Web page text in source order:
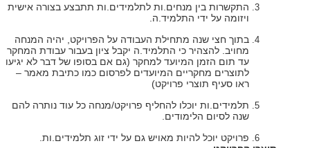
התקשרות בין מנחים.ות לתלמידים.ות תתבצע בצורה אישית
ויזומה על ידי התלמיד.ה.
בתוך חצי שנה מתחילת העבודה על הפרויקט, יהיה המנחה
מחויב. להצהיר כי התלמיד.ה יקבל ציון בעבור עבודת המחקר
עד תום הזמן המיועד למחקר (גם אם בסופו של דבר לא יגיעו
לתוצרים מחקריים המיועדים לפרסום כמו כתיבת מאמר –
ראו סעיף תוצרי פרויקט)
תלמידים.ות יוכלו להחליף פרויקט/מנחה כל עוד נותרה להם
שנה לסיום הלימודים.
פרויקט יוכל להיות מאויש גם על ידי זוג תלמידים.ות.